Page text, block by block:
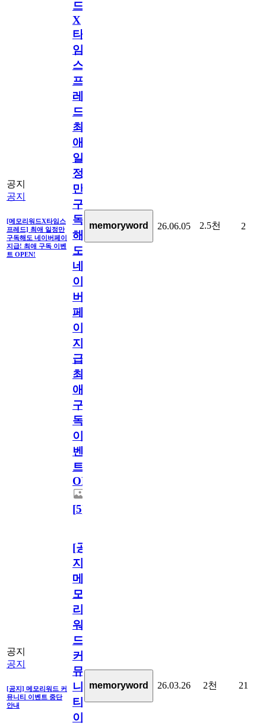
공지
공지
[메모리워드X타임스
프레드] 최애 일정만
구독해도 네이버페이
지급! 최애 구독 이벤
트 OPEN!
드
X
타
임
스
프
레
드]
최
애
일
정
만
구
독
해
도
네
이
버
페
이
지
급!
최
애
구
독
이
벤
트
OPEN!
[5]
memoryword 26.06.05 2.5천 2
공지
공지
[공지] 메모리워드 커
뮤니티 이벤트 중단
안내
[공
지]
메
모
리
워
드
커
뮤
니
티
이
memoryword 26.03.26 2천 21